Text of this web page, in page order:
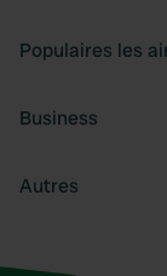
Populaires les
Business
Autres